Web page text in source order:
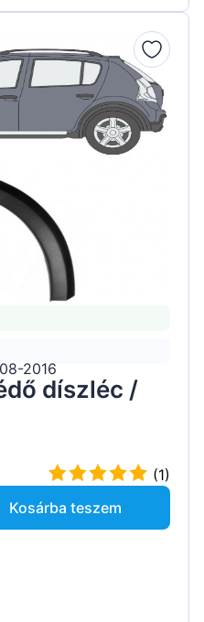
2016
díszléc /
(1)
Kosárba teszem